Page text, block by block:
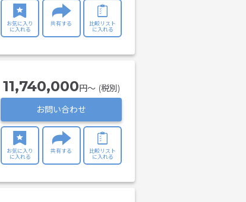
お気に入り
に入れる
共有する
比較リスト
に入れる
11,740,000円〜 (税別)
お問い合わせ
お気に入り
に入れる
共有する
比較リスト
に入れる